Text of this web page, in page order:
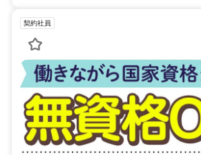
契約社員